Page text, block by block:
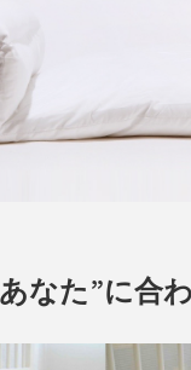
なた”に合